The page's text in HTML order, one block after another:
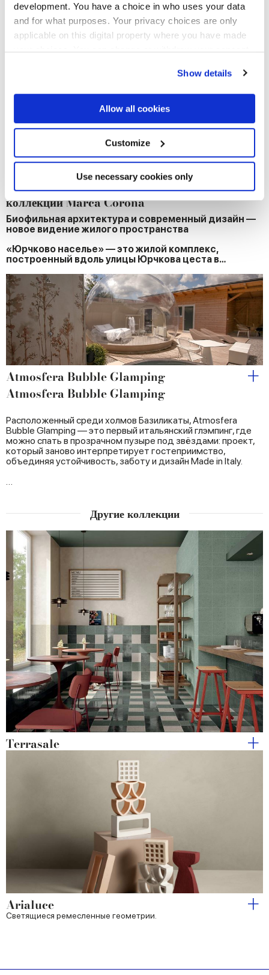
development. You have a choice in who uses your data
and for what purposes. Your privacy choices are only
applicable on this digital property where you have made
your choices. You can change or withdraw your consent
If you allow, we would also like to:
Collect information about your geographical
location which can be accurate to within several
Identify your device by actively scanning it for
specific characteristics (fingerprinting)
Find out more about how your personal data is processed
and set your preferences in thedetails section.
We use cookies to personalise content and ads, to
provide social media features and to analyse our traffic.
We also share information about your use of our site with
our social media, advertising and analytics partners who
may combine it with other information that you’ve
provided to them or that they’ve collected from your use
of their services.
Show details
Allow all cookies
Customize
Use necessary cookies only
LOGOS GREIGE LOGOS GREY
Проекты
Жилой комплекс
«Юрчково населье»: жилой проект,
реализованный в Словении с использованием
коллекций Marca Corona
Биофильная архитектура и современный дизайн —
новое видение жилого пространства
«Юрчково населье» — это жилой комплекс,
построенный вдоль улицы Юрчкова цеста в…
Atmosfera Bubble Glamping
Atmosfera Bubble Glamping
Расположенный среди холмов Базиликаты, Atmosfera
Bubble Glamping — это первый итальянский глэмпинг, где
можно спать в прозрачном пузыре под звёздами: проект,
который заново интерпретирует гостеприимство,
объединяя устойчивость, заботу и дизайн Made in Italy.
…
Другие коллекции
Terrasale
Arialuce
Светящиеся ремесленные геометрии.